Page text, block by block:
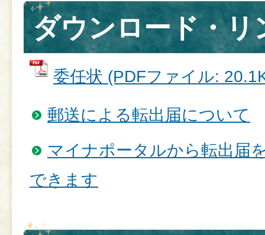
ダウンロード・リ
委任状 (PDFファイル:
郵送による転出届について
マイナポータルから転出届
できます